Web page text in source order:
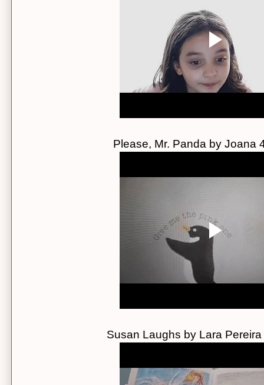
Please, Mr. Panda by Joana
Susan Laughs by Lara Pereira